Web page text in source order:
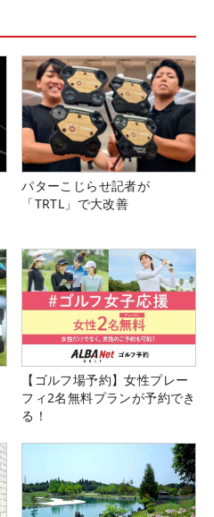
パターこじらせ記者が
「TRTL」で大改善
【ゴルフ場予約】女性プレー
フィ2名無料プランが予約でき
る！